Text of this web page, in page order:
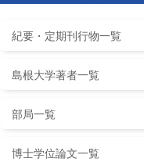
紀要・定期刊行物一覧
島根大学著者一覧
部局一覧
博士学位論文一覧